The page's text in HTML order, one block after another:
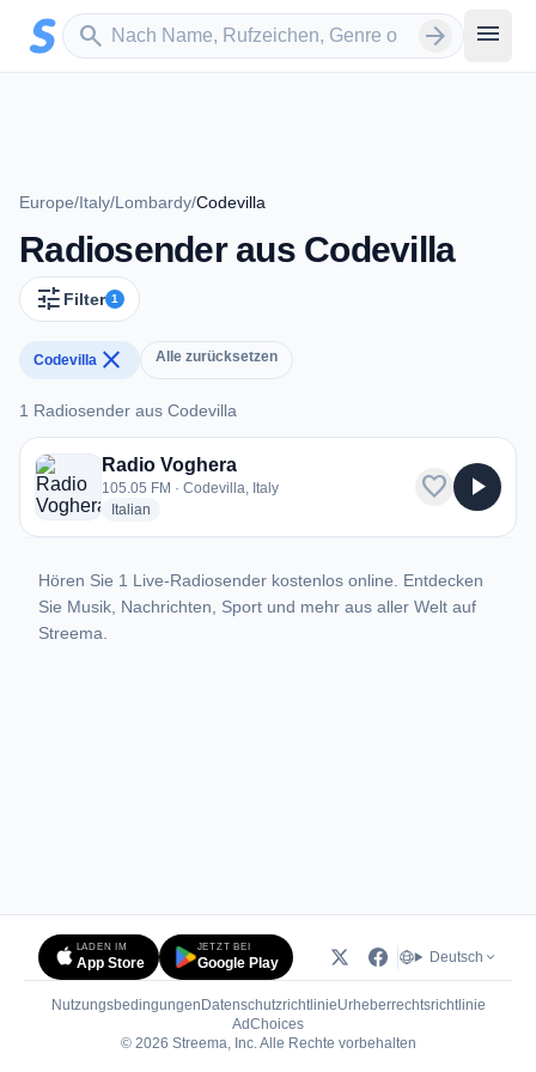
Zum Hauptinhalt springen
search
Sender suchen arrow_forward menu
Europe/Italy/Lombardy/Codevilla
Radiosender aus Codevilla
tune Filter 1
Codevilla close Alle zurücksetzen
1 Radiosender aus Codevilla
1 Radiosender aus Codevilla
Radio Voghera
105.05 FM · Codevilla, Italy
Italian
favorite play_arrow
Hören Sie 1 Live-Radiosender kostenlos online. Entdecken
Sie Musik, Nachrichten, Sport und mehr aus aller Welt auf
Streema.
LADEN IM
App Store
JETZT BEI
Google Play Deutsch
Nutzungsbedingungen DatenschutzrichtlinieUrheberrechtsrichtlinie
AdChoices(öffnet in neuem Tab)
© 2026 Streema, Inc. Alle Rechte vorbehalten